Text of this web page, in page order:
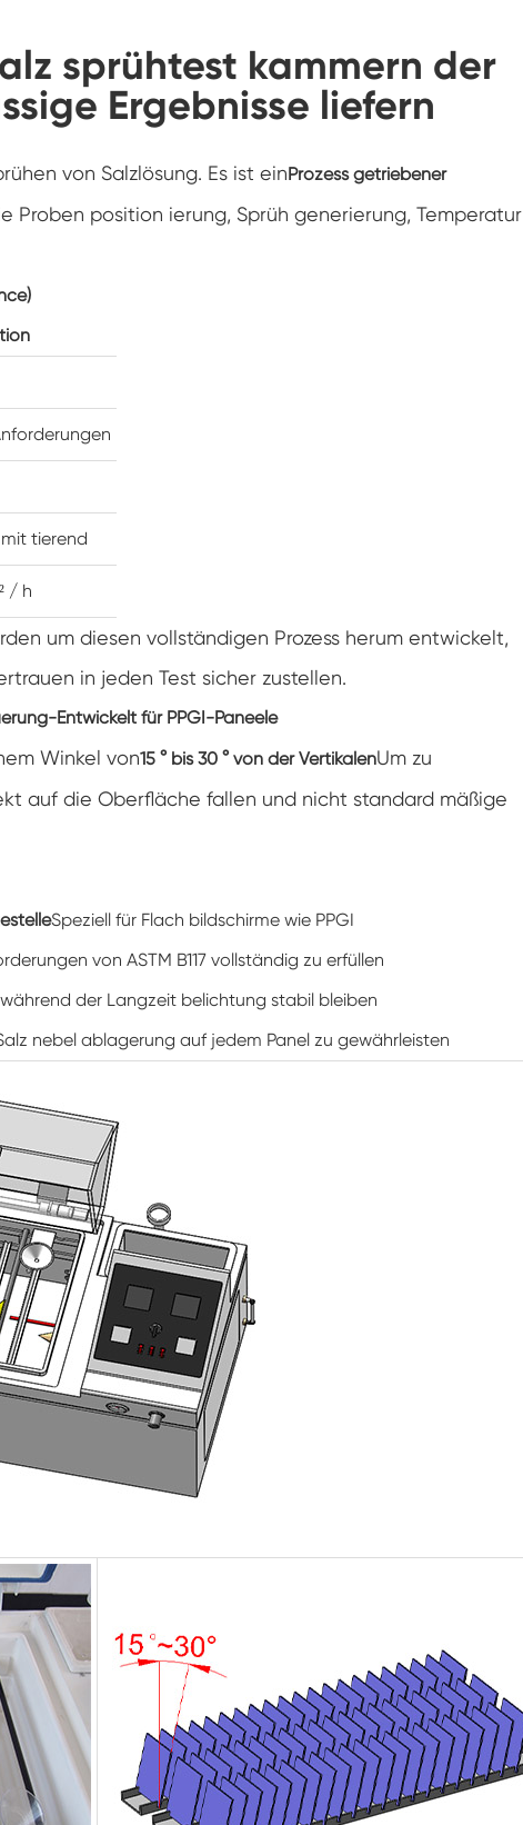
Hydrolyse-Alterung prüfung Stabilitäts
kammer
Nass Wick für Feuchtigkeits-Test-Kammer
Luft feuchtigkeit Kammer
Temperatur-Höhen-Kammer
PV-Panel-Prüfgeräte
Kalte Klima kammer
PV-Degradationstestkammer
Konditionierung kammer
Wärme kalte Feuchtigkeit kammer
Temperatur kammer
Unter Null Umwelt kammer
Ausrüstung für beschleunigte
Haltbarkeitsprüfungen
Stabilitäts kammer
Temperatur-Schüttler-Kammer
Konstanter Niedrig temperatur schrank
Tauwetter kammer einfrieren
Explosions geschützte Test kammer
PV-Modul-Prüfkammer
PV-Prüf kammer
Labor prüf kammer
PV-Umweltkammer
sprühtest kammern der
Ergebnisse liefern
von Salzlösung. Es ist einProzess getriebener
Proben position ierung, Sprüh generierung, Temperatur
tierend
/ h
um diesen vollständigen Prozess herum entwickelt,
in jeden Test sicher zustellen.
Entwickelt für PPGI-Paneele
Winkel von15 ° bis 30 ° von der VertikalenUm zu
auf die Oberfläche fallen und nicht standard mäßige
Speziell für Flach bildschirme wie PPGI
von ASTM B117 vollständig zu erfüllen
der Langzeit belichtung stabil bleiben
nebel ablagerung auf jedem Panel zu gewährleisten